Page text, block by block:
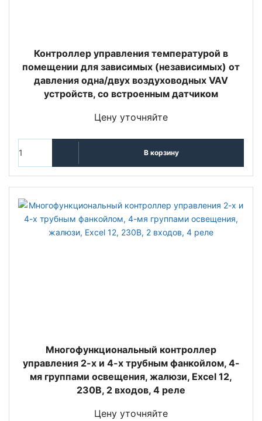
Контроллер управления температурой в
помещении для зависимых (независимых) от
давления одна/двух воздуховодных VAV
устройств, со встроенным датчиком
Цену уточняйте
В корзину
Многофункциональный контроллер
управления 2-х и 4-х трубным фанкойлом, 4-
мя группами освещения, жалюзи, Excel 12,
230В, 2 входов, 4 реле
Цену уточняйте